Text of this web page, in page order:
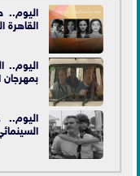
اليوم..
القاهرة
اليوم..
بمهرجان